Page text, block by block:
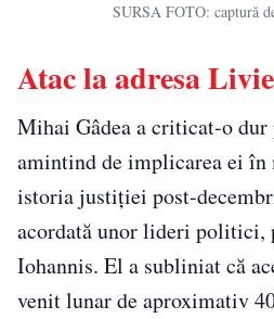
SURSA FOTO: captură
Atac la adresa
Mihai Gâdea a criticat-o
amintind de implicarea ei
istoria justiției post-
acordată unor lideri politici,
Iohannis. El a subliniat că
venit lunar de aproximativ